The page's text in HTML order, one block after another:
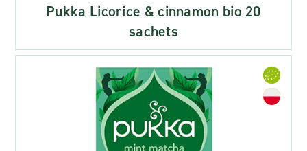
Pukka Licorice & cinnamon bio 20
sachets